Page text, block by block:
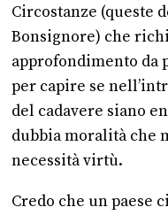
Circostanze (queste
Bonsignore) che
approfondimento da
per capire se
del cadavere siano
dubbia moralità che
necessità virtù.
Credo che un paese